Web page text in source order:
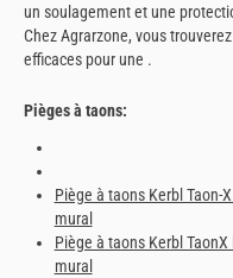
un soulagement et une
Chez Agrarzone, vous
efficaces pour une .
Pièges à taons:
Piège à taons Kerbl Taon-
mural
Piège à taons Kerbl
mural